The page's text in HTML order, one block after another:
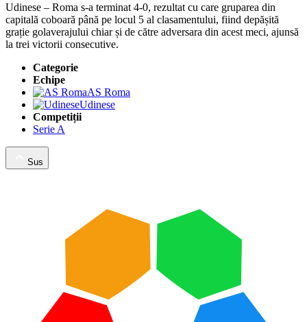
Udinese – Roma s-a terminat 4-0, rezultat cu care gruparea din
capitală coboară până pe locul 5 al clasamentului, fiind depășită
grație golaverajului chiar și de către adversara din acest meci, ajunsă
la trei victorii consecutive.
Categorie
Echipe
AS Roma
Udinese
Competiții
Serie A
Sus